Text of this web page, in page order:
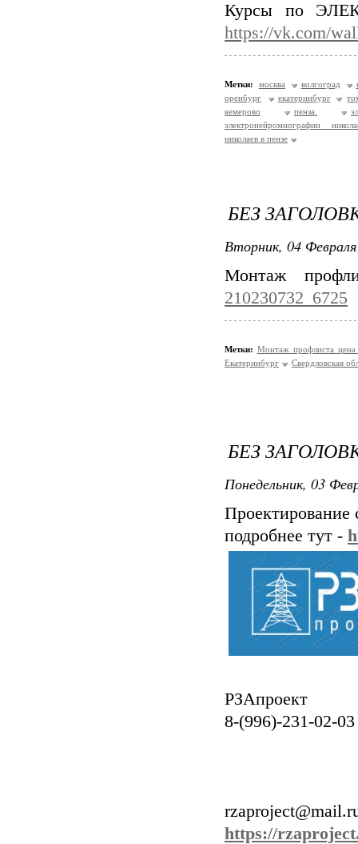
Курсы по
https://vk.com/
Метки: москва волгоград
оренбург
екатеринбург
кемерово
пенза.
электронейромиографии
николаев в пензе
БЕЗ
Вторник, 04
Монтаж
210230732_6725
Метки: Монтаж профлиста
Екатеринбург
Свердловская
БЕЗ
Понедельник, 03
подробнее тут -
РЗАпроект
8-(996)-231-02-03
https://